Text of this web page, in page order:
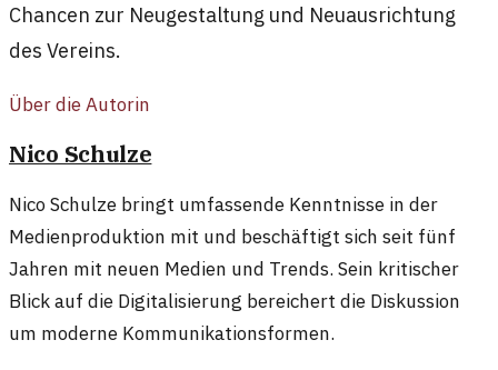
Chancen zur Neugestaltung und Neuausrichtung
des Vereins.
Über die Autorin
Nico Schulze
Nico Schulze bringt umfassende Kenntnisse in der
Medienproduktion mit und beschäftigt sich seit fünf
Jahren mit neuen Medien und Trends. Sein kritischer
Blick auf die Digitalisierung bereichert die Diskussion
um moderne Kommunikationsformen.